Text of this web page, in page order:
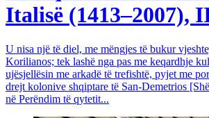
Italisë (1413–2007),
U nisa një të diel, me mëngjes të bukur
Korilianos; tek lashë nga pas me keqardhje
ujësjellësin me arkadë të trefishtë, pyjet me
drejt kolonive shqiptare të San-Demetrios
në Perëndim të qytetit...